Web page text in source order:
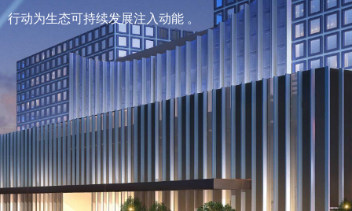
行动为生态可持续发展注入动能 。